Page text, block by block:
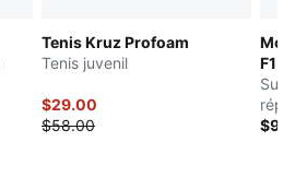
Tenis Kruz Profoam
Tenis juvenil
$29.00
$58.00
F1